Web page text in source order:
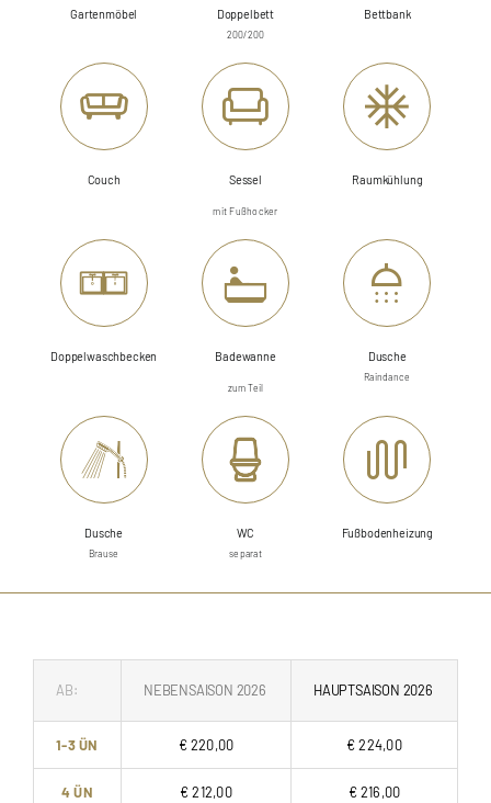
Gartenmöbel Doppelbett
200/200
Bettbank
Couch Sessel
mit Fußhocker
Raumkühlung
Doppelwaschbecken Badewanne
zum Teil
Dusche
Raindance
Dusche
Brause
WC
separat
Fußbodenheizung
AB: NEBENSAISON 2026 HAUPTSAISON 2026
1-3 ÜN € 220,00 € 224,00
4 ÜN € 212,00 € 216,00